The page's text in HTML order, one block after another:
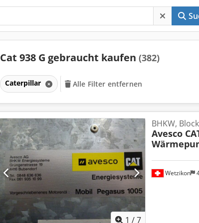
Cat 938 G gebraucht kaufen (382)
Caterpillar Alle Filter entfernen
1 /7
Wetzikon
BHKW,
Avesco